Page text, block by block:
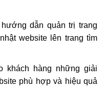
dẫn quản trị trang
website lên trang tìm
khách hàng những giải
phù hợp và hiệu quả